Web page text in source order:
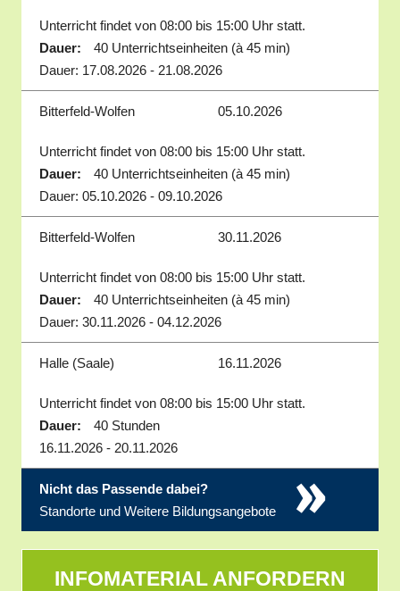
Unterricht findet von 08:00 bis 15:00 Uhr statt.
Dauer:
40 Unterrichtseinheiten (à 45 min)
Dauer: 17.08.2026 - 21.08.2026
Bitterfeld-Wolfen 05.10.2026
Unterricht findet von 08:00 bis 15:00 Uhr statt.
Dauer:
40 Unterrichtseinheiten (à 45 min)
Dauer: 05.10.2026 - 09.10.2026
Bitterfeld-Wolfen 30.11.2026
Unterricht findet von 08:00 bis 15:00 Uhr statt.
Dauer:
40 Unterrichtseinheiten (à 45 min)
Dauer: 30.11.2026 - 04.12.2026
Halle (Saale) 16.11.2026
Unterricht findet von 08:00 bis 15:00 Uhr statt.
Dauer:
40 Stunden
16.11.2026 - 20.11.2026
Nicht das Passende dabei?
Standorte und Weitere Bildungsangebote
»
INFOMATERIAL ANFORDERN